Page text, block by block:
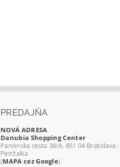
PREDAJŇA
NOVÁ ADRESA
Danubia Shopping Center
Panónska cesta 38/A, 851 04 Bratislava -
Petržalka
(MAPA cez Google)